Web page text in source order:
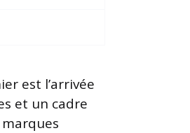
est l’arrivée
et un cadre